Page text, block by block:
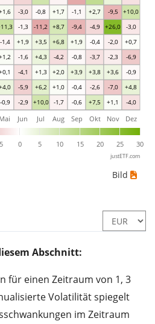
-0,9 -2,9 +10,0 -1,7 -0,6 +7,5 +1,1 -4,0
-5,9 +6,2 +1,0 -0,4 -2,6 -7,0 +4,8
-4,1 +1,3 +2,0 +3,9 +3,8 +3,6 -0,9
-1,6 +4,3 -4,2 -0,8 -3,7 -2,3 -6,9
-1,4 +1,9 +3,5 +6,8 +1,9 -0,4 -2,0 +0,7
-1,3 -11,2 +8,7 -9,4 -4,9 +26,0 -3,0
-3,0 -0,8 +1,7 -1,1 +2,7 -9,5 +10,0
0 5 10 15 20 25 30
Mai Jun Jul Aug Sep Okt Nov Dez
justETF.com
Bild
Abschnitt:
für einen Zeitraum von 1, 3
Volatilität spiegelt
im Zeitraum